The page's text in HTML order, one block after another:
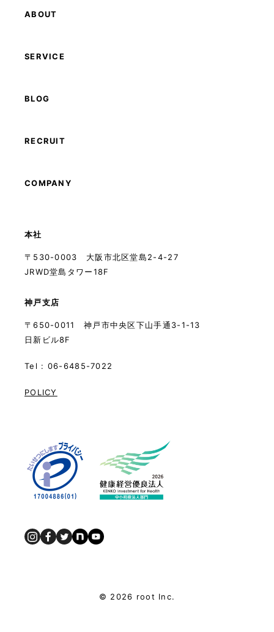
ABOUT
SERVICE
BLOG
RECRUIT
COMPANY
本社
〒530-0003 大阪市北区堂島2-4-27
JRWD堂島タワー18F
神戸支店
〒650-0011 神戸市中央区下山手通3-1-13
日新ビル8F
Tel : 06-6485-7022
POLICY
© 2026 root Inc.